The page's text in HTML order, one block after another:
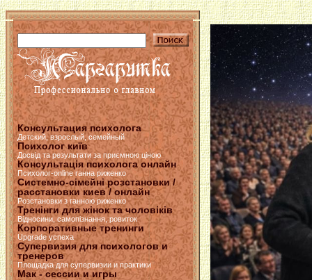
Консультация психолога
Детский, взрослый, семейный
Психолог київ
Досвід та результати за приємною ціною
Консультація психолога онлайн
Психолог-online ганна риженко
Системно-сімейні розстановки /
расстановки киев / онлайн
Розстановки з ганною риженко
Тренінги для жінок та чоловіків
Відносини, самопізнання, ровиток
Корпоративные тренинги
Upgrade успеха
Супервизия для психологов и
тренеров
Площадка для супервизии и практики
Мак - сессии и игры